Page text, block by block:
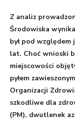
Z analiz
Środowiska
był pod
lat. Choć wnioski
miejscowości
pyłem
Organizacji
szkodliwe dla
(PM), dwutlenek